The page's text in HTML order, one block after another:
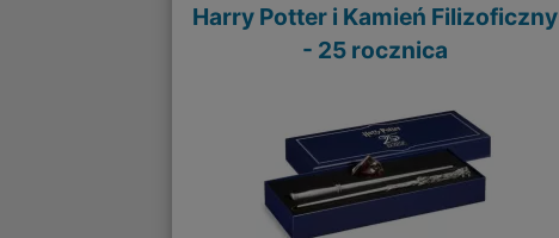
Harry Potter i Kamień Filizoficzny
- 25 rocznica